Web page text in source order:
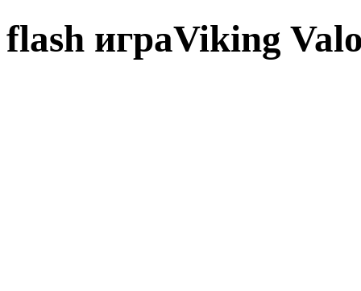
flash играViking